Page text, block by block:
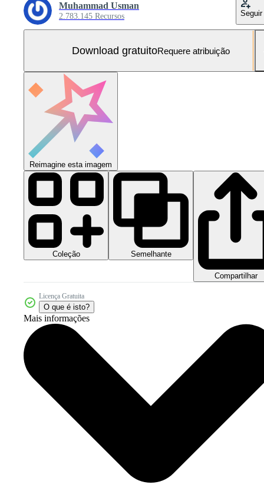
Muhammad Usman
2.783.145 Recursos Seguir
Download gratuitoRequere atribuição
Reimagine esta imagem
Coleção Semelhante
Compartilhar
Licença Gratuita
O que é isto?
Mais informações